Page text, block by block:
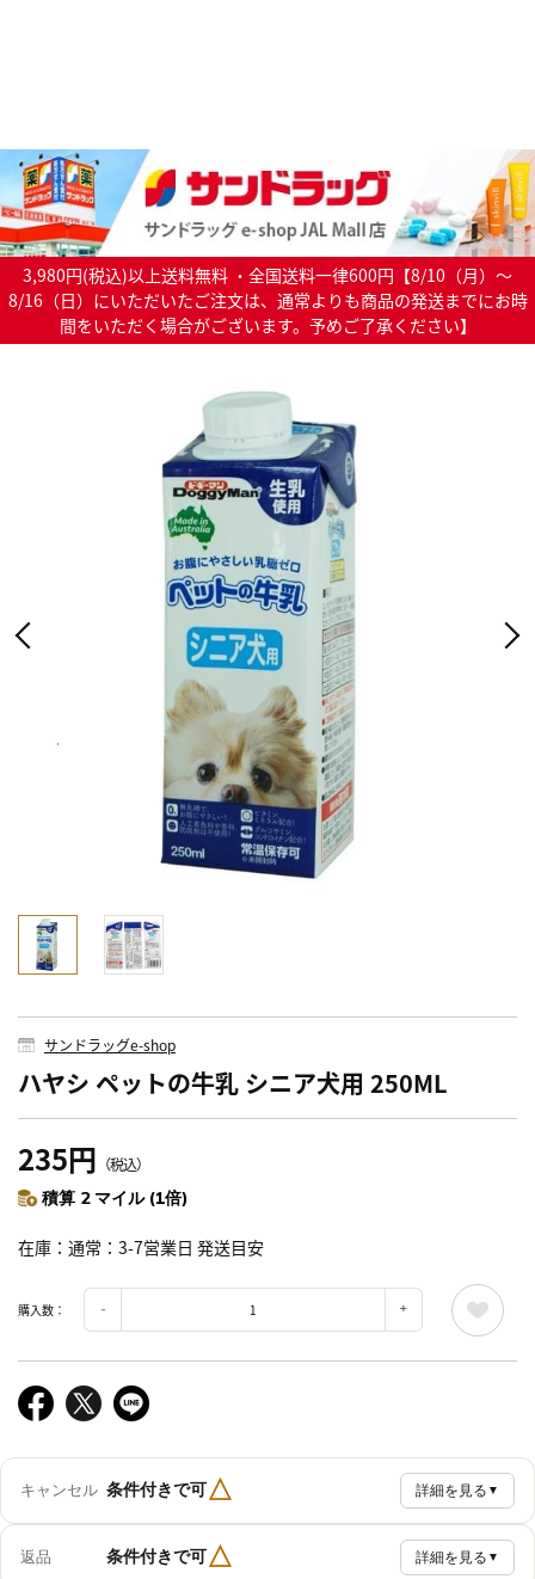
3,980円(税込)以上送料無料 ・全国送料一律600円【8/10（月）～
8/16（日）にいただいたご注文は、通常よりも商品の発送までにお時
間をいただく場合がございます。予めご了承ください】
サンドラッグe-shop
ハヤシ ペットの牛乳 シニア犬用 250ML
235円 （税込）
積算 2 マイル (1倍)
在庫 通常：3-7営業日 発送目安
購入数：
キャンセル 条件付きで可△ 詳細を見る ▼
返品 条件付きで可△ 詳細を見る ▼